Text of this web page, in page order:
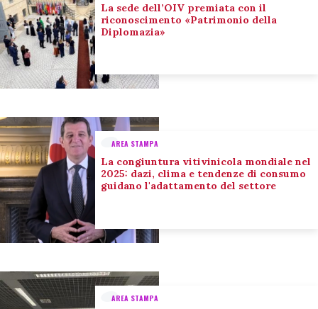
La sede dell’OIV premiata con il
riconoscimento «Patrimonio della
Diplomazia»
AREA STAMPA
La congiuntura vitivinicola mondiale nel
2025: dazi, clima e tendenze di consumo
guidano l'adattamento del settore
AREA STAMPA